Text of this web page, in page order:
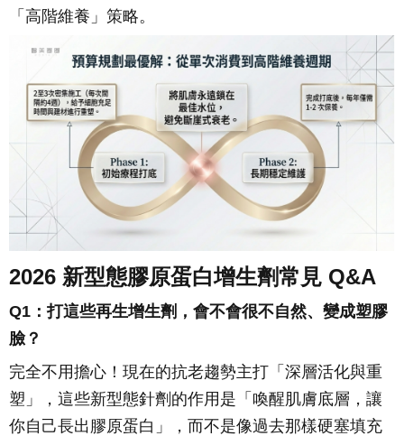
「高階維養」策略。
2026 新型態膠原蛋白增生劑常見 Q&A
Q1：打這些再生增生劑，會不會很不自然、變成塑膠
臉？
完全不用擔心！現在的抗老趨勢主打「深層活化與重
塑」，這些新型態針劑的作用是「喚醒肌膚底層，讓
你自己長出膠原蛋白」，而不是像過去那樣硬塞填充